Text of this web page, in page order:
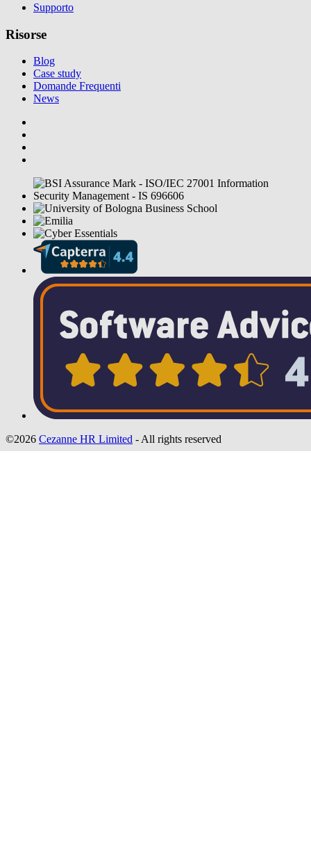
Supporto
Risorse
Blog
Case study
Domande Frequenti
News
©2026 Cezanne HR Limited - All rights reserved